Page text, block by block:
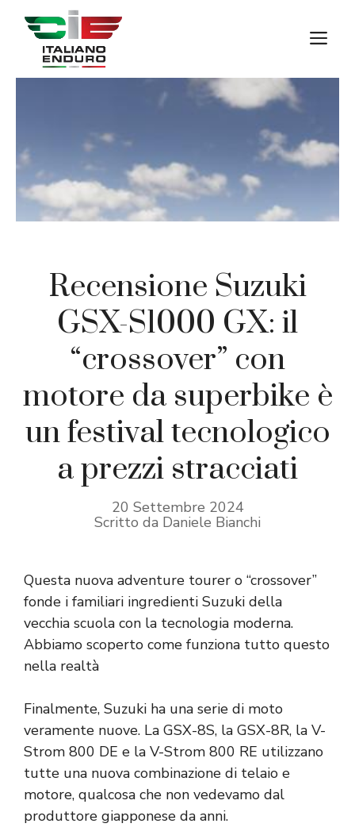
contenuto
Recensione Suzuki
GSX-S1000 GX: il
“crossover” con
motore da superbike è
un festival tecnologico
a prezzi stracciati
20 Settembre 2024
Scritto da Daniele Bianchi
Questa nuova adventure tourer o “crossover”
fonde i familiari ingredienti Suzuki della
vecchia scuola con la tecnologia moderna.
Abbiamo scoperto come funziona tutto questo
nella realtà
Finalmente, Suzuki ha una serie di moto
veramente nuove. La GSX-8S, la GSX-8R, la V-
Strom 800 DE e la V-Strom 800 RE utilizzano
tutte una nuova combinazione di telaio e
motore, qualcosa che non vedevamo dal
produttore giapponese da anni.